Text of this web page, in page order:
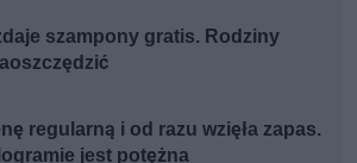
szampony gratis. Rodziny
regularną i od razu wzięła zapas.
jest potężna